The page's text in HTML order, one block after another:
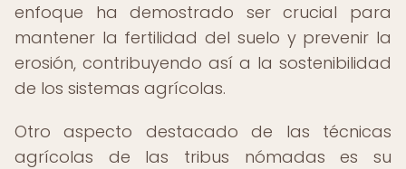
enfoque ha demostrado ser crucial para
mantener la fertilidad del suelo y prevenir la
erosión, contribuyendo así a la sostenibilidad
de los sistemas agrícolas.
Otro aspecto destacado de las técnicas
agrícolas de las tribus nómadas es su